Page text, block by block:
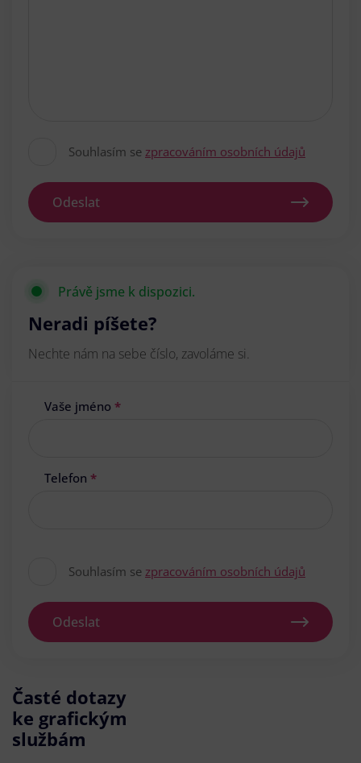
Souhlasím se zpracováním osobních údajů
Odeslat
Právě jsme k dispozici.
Neradi píšete?
Nechte nám na sebe číslo, zavoláme si.
Vaše jméno *
Telefon *
Souhlasím se zpracováním osobních údajů
Odeslat
Časté dotazy
ke grafickým
službám